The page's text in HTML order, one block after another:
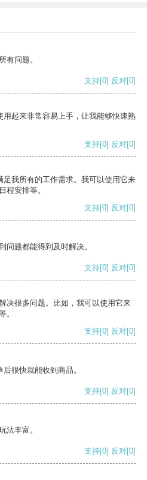
有问题。
支持[0] 反对[0]
起来非常容易上手，让我能够快速熟
支持[0] 反对[0]
我所有的工作需求。我可以使用它来
程安排等。
支持[0] 反对[0]
问题都能得到及时解决。
支持[0] 反对[0]
决很多问题。比如，我可以使用它来
。
支持[0] 反对[0]
很快就能收到商品。
支持[0] 反对[0]
法丰富。
支持[0] 反对[0]